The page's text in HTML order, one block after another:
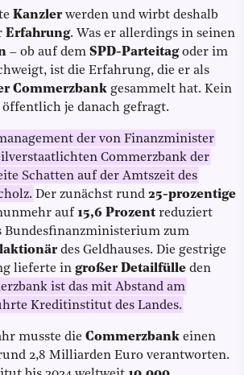
Kanzlerwerden und wirbt deshalb
Erfahrung. Was er allerdings in seinen
– ob auf dem SPD-Parteitagoder im
ist die Erfahrung, die er als
Commerzbank gesammelt hat. Kein
je danach gefragt.
der von Finanzminister
Commerzbank der
Schatten auf der Amtszeit des
Der zunächst rund 25-prozentige
auf 15,6 Prozent reduziert
Bundesfinanzministerium zum
des Geldhauses. Die gestrige
lieferte in großer Detailfülle den
ist das mit Abstand am
Kreditinstitut des Landes.
musste die Commerzbank einen
2,8 Milliarden Euro verantworten.